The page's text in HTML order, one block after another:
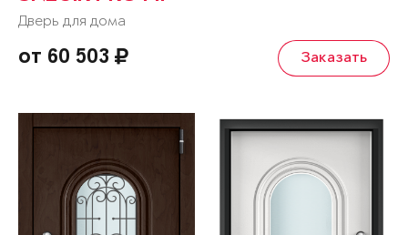
Дверь для дома
от 60 503 Заказать